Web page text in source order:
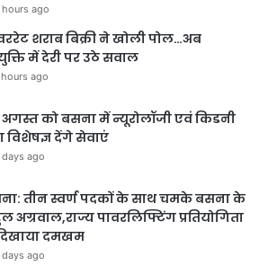
ago
शराब बिक्री ने खोली पोल…अब
में देरी पर उठे सवाल
ago
को बसना में न्यूरोलॉजी एवं किडनी
विशेषज्ञ देंगे सेवाएं
days ago
तीन स्वर्ण पदकों के साथ चमके बसना के
अग्रवाल,राज्य पावरलिफ्टिंग प्रतियोगिता
दमखम
days ago